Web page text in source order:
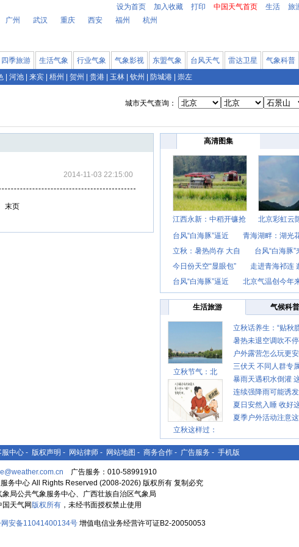
设为首页 加入收藏 打印 中国天气首页 生活 旅
广州 武汉 重庆 西安 福州 杭州
四季旅游 生活气象 行业气象 气象影视 东盟气象 台风天气 雷达卫星
气象科普
河池 来宾 梧州 贺州 贵港 玉林 钦州 防城港 崇左
城市天气查询：
2014-11-03 22:15:00
末页
高清图集
江西永新：中稻开镰抢
北京彩虹云
台风“白海豚”逼近
青海湖畔：湖光
立秋：暑热尚存 大自
台风“白海豚”
今日份天空“显眼包”
走进青海祁连
台风“白海豚”逼近
北京气温创今年
生活旅游 气候科普
立秋节气：北
立秋这样过：
立秋话养生：“贴秋
清暑再防燥
暑热未退空调吹不
颈不酸痛
户外露营怎么玩更
略请收好
三伏天 不同人群专
请收好
暴雨天遇积水倒灌
示请收好
连续强降雨可能诱
这些前兆要知道
夏日安然入睡 收好
贴士
夏季户外活动注意
服中心 - 版权声明 - 网站律师 - 网站地图 - 商务合作 - 广告服务 - 手机版
广告服务：010-58991910
务中心 All Rights Reserved (2008-2026) 版权所有 复制必究
局公共气象服务中心、广西壮族自治区气象局
天气网 版权所有 ，未经书面授权禁止使用
网安备11041400134号增值电信业务经营许可证B2-20050053